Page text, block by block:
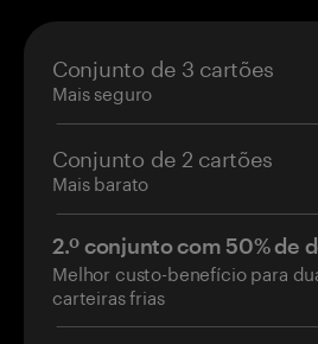
Conjunto de 3 cartões
Mais seguro
Conjunto de 2 cartões
Mais barato
2.º conjunto com 50% de
Melhor custo-benefício para
carteiras frias